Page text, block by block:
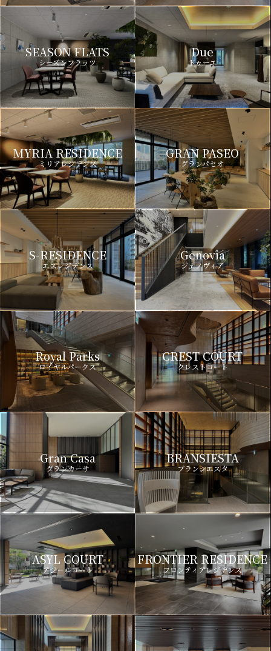
SEASON FLATS
シーズンフラッツ
Due
ドゥーエ
MYRIA RESIDENCE
ミリアレジデンス
GRAN PASEO
グランパセオ
S-RESIDENCE
エスレジデンス
Genovia
ジェノヴィア
Royal Parks
ロイヤルパークス
CREST COURT
クレストコート
Gran Casa
グランカーサ
BRANSIESTA
ブランシエスタ
ASYL COURT
アジールコート
FRONTIER RESIDENCE
フロンティアレジデンス